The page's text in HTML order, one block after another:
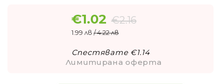
€1.02 €2.16
1.99 лв / 4.22 лв
Спестявате €1.14
Лимитирана оферта